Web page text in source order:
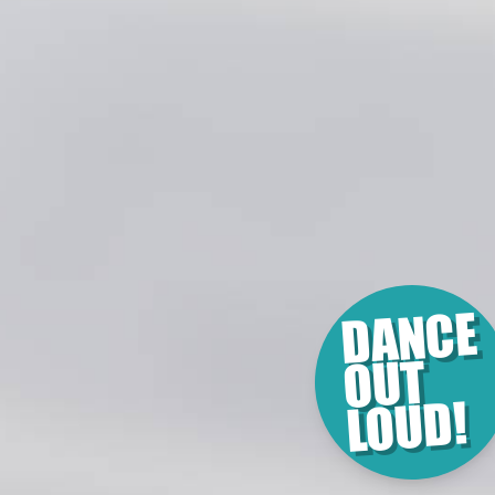
DANCE
OUT
LOUD!